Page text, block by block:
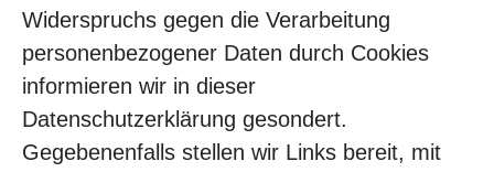
Widerspruchs gegen die Verarbeitung
personenbezogener Daten durch Cookies
informieren wir in dieser
Datenschutzerklärung gesondert.
Gegebenenfalls stellen wir Links bereit, mit